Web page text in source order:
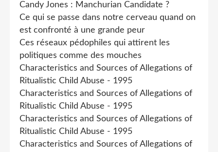
Candy Jones : Manchurian Candidate ?
Ce qui se passe dans notre cerveau quand on
est confronté à une grande peur
Ces réseaux pédophiles qui attirent les
politiques comme des mouches
Characteristics and Sources of Allegations of
Ritualistic Child Abuse - 1995
Characteristics and Sources of Allegations of
Ritualistic Child Abuse - 1995
Characteristics and Sources of Allegations of
Ritualistic Child Abuse - 1995
Characteristics and Sources of Allegations of